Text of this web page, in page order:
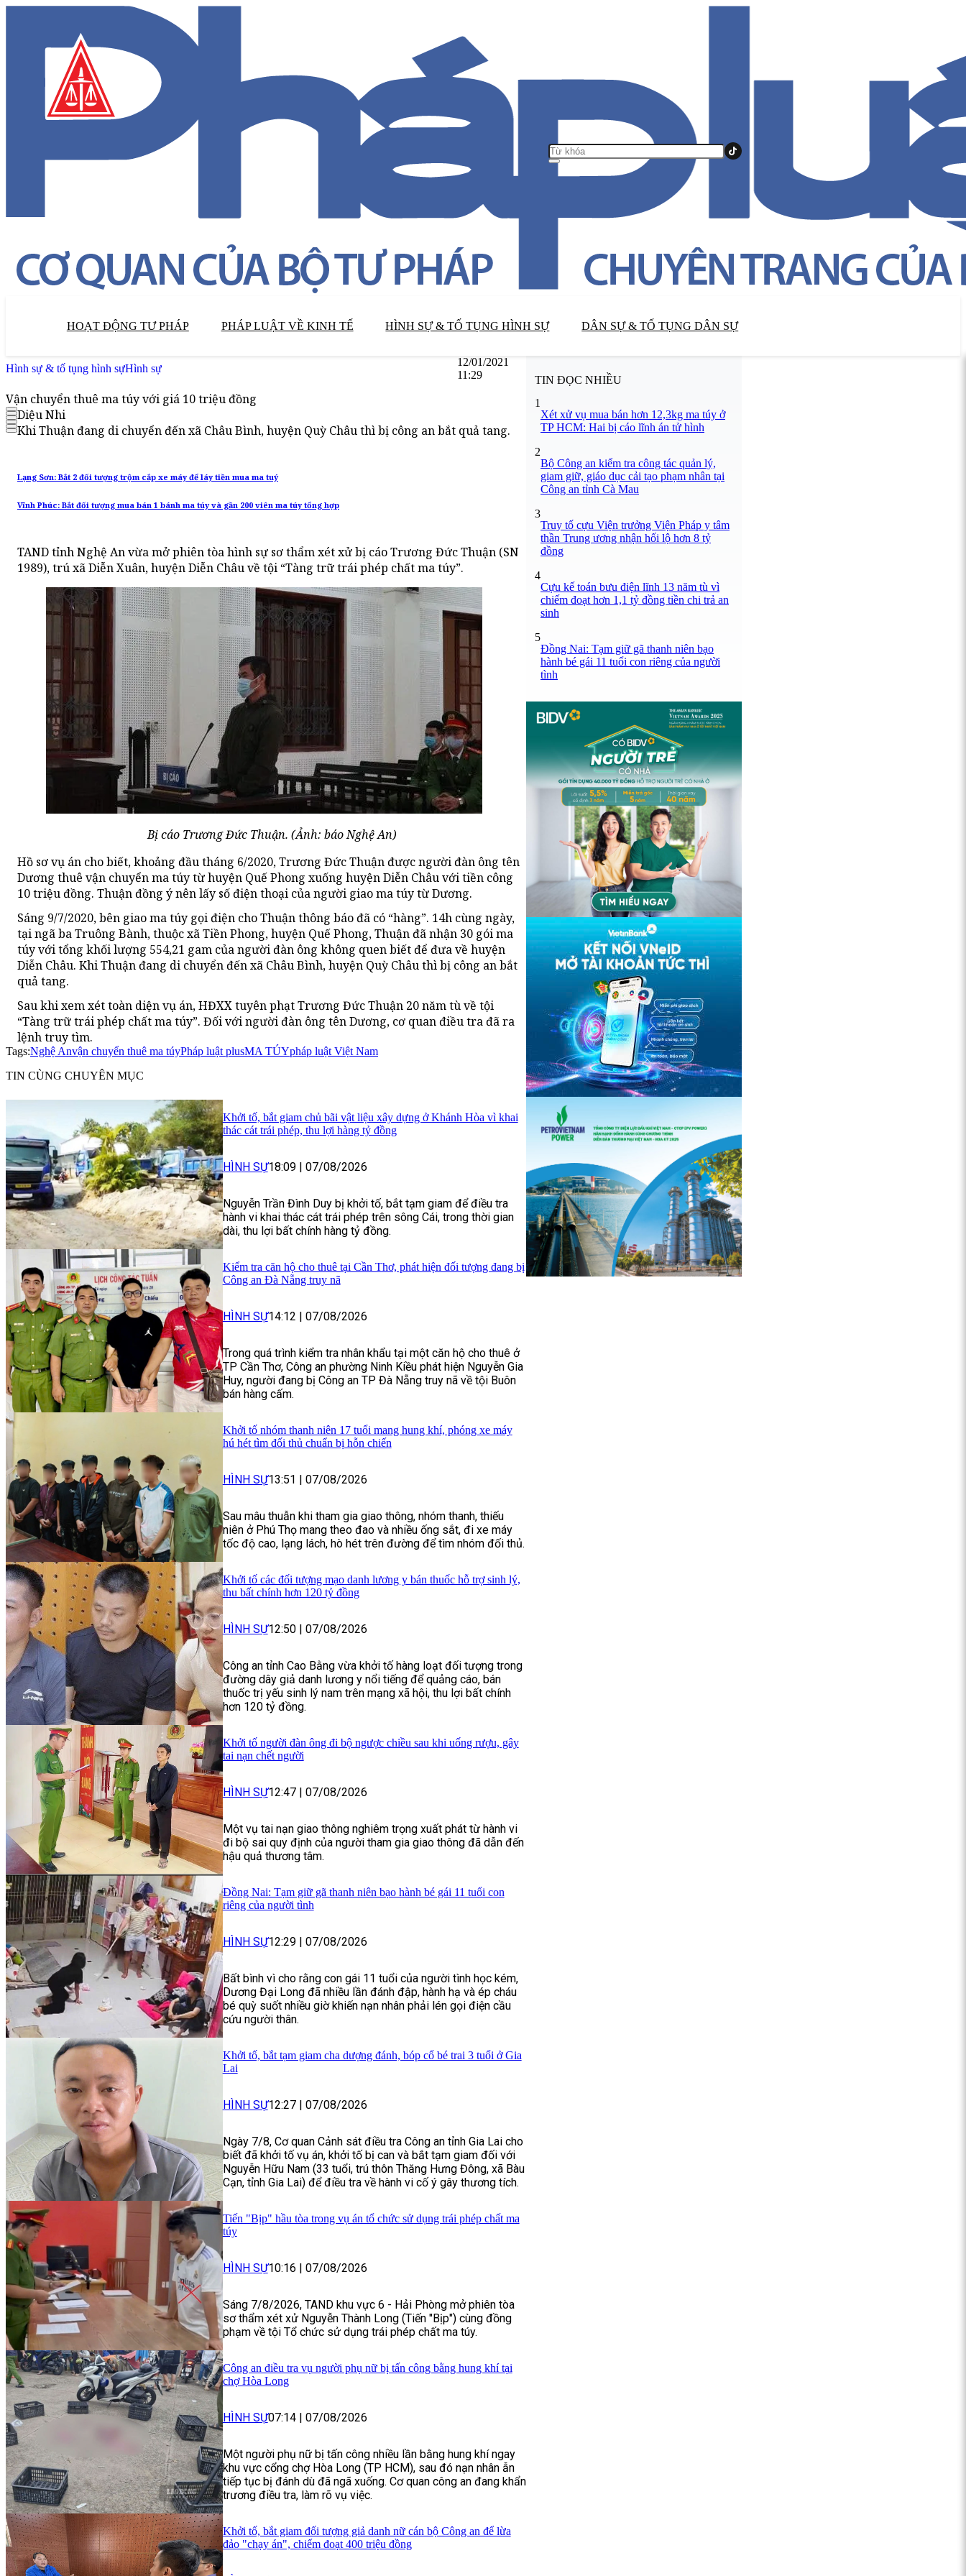
HOẠT ĐỘNG TƯ PHÁP PHÁP LUẬT VỀ KINH TẾ HÌNH SỰ & TỐ TỤNG HÌNH SỰ DÂN SỰ & TỐ TỤNG DÂN SỰ
Hình sự & tố tụng hình sựHình sự
12/01/2021
11:29
Vận chuyển thuê ma túy với giá 10 triệu đồng
Diệu Nhi
Khi Thuận đang di chuyển đến xã Châu Bình, huyện Quỳ Châu thì bị công an bắt quả tang.
Lạng Sơn: Bắt 2 đối tượng trộm cắp xe máy để láy tiền mua ma tuý
Vĩnh Phúc: Bắt đối tượng mua bán 1 bánh ma túy và gần 200 viên ma túy tổng hợp
TAND tỉnh Nghệ An vừa mở phiên tòa hình sự sơ thẩm xét xử bị cáo Trương Đức Thuận (SN
1989), trú xã Diễn Xuân, huyện Diễn Châu về tội “Tàng trữ trái phép chất ma túy”.
Bị cáo Trương Đức Thuận. (Ảnh: báo Nghệ An)
Hồ sơ vụ án cho biết, khoảng đầu tháng 6/2020, Trương Đức Thuận được người đàn ông tên
Dương thuê vận chuyển ma túy từ huyện Quế Phong xuống huyện Diễn Châu với tiền công
10 triệu đồng. Thuận đồng ý nên lấy số điện thoại của người giao ma túy từ Dương.
Sáng 9/7/2020, bên giao ma túy gọi điện cho Thuận thông báo đã có “hàng”. 14h cùng ngày,
tại ngã ba Truông Bành, thuộc xã Tiền Phong, huyện Quế Phong, Thuận đã nhận 30 gói ma
túy với tổng khối lượng 554,21 gam của người đàn ông không quen biết để đưa về huyện
Diễn Châu. Khi Thuận đang di chuyển đến xã Châu Bình, huyện Quỳ Châu thì bị công an bắt
quả tang.
Sau khi xem xét toàn diện vụ án, HĐXX tuyên phạt Trương Đức Thuận 20 năm tù về tội
“Tàng trữ trái phép chất ma túy”. Đối với người đàn ông tên Dương, cơ quan điều tra đã ra
lệnh truy tìm.
Tags:Nghệ Anvận chuyển thuê ma túyPháp luật plusMA TÚYpháp luật Việt Nam
TIN CÙNG CHUYÊN MỤC
Khởi tố, bắt giam chủ bãi vật liệu xây dựng ở Khánh Hòa vì khai
thác cát trái phép, thu lợi hàng tỷ đồng
HÌNH SỰ18:09 07/08/2026
Nguyễn Trần Đình Duy bị khởi tố, bắt tạm giam để điều tra
hành vi khai thác cát trái phép trên sông Cái, trong thời gian
dài, thu lợi bất chính hàng tỷ đồng.
Kiểm tra căn hộ cho thuê tại Cần Thơ, phát hiện đối tượng đang bị
Công an Đà Nẵng truy nã
HÌNH SỰ14:12 07/08/2026
Trong quá trình kiểm tra nhân khẩu tại một căn hộ cho thuê ở
TP Cần Thơ, Công an phường Ninh Kiều phát hiện Nguyễn Gia
Huy, người đang bị Công an TP Đà Nẵng truy nã về tội Buôn
bán hàng cấm.
Khởi tố nhóm thanh niên 17 tuổi mang hung khí, phóng xe máy
hú hét tìm đối thủ chuẩn bị hỗn chiến
HÌNH SỰ13:51 07/08/2026
Sau mâu thuẫn khi tham gia giao thông, nhóm thanh, thiếu
niên ở Phú Thọ mang theo đao và nhiều ống sắt, đi xe máy
tốc độ cao, lạng lách, hò hét trên đường để tìm nhóm đối thủ.
Khởi tố các đối tượng mạo danh lương y bán thuốc hỗ trợ sinh lý,
thu bất chính hơn 120 tỷ đồng
HÌNH SỰ12:50 07/08/2026
Công an tỉnh Cao Bằng vừa khởi tố hàng loạt đối tượng trong
đường dây giả danh lương y nổi tiếng để quảng cáo, bán
thuốc trị yếu sinh lý nam trên mạng xã hội, thu lợi bất chính
hơn 120 tỷ đồng.
Khởi tố người đàn ông đi bộ ngược chiều sau khi uống rượu, gây
tai nạn chết người
HÌNH SỰ12:47 07/08/2026
Một vụ tai nạn giao thông nghiêm trọng xuất phát từ hành vi
đi bộ sai quy định của người tham gia giao thông đã dẫn đến
hậu quả thương tâm.
Đồng Nai: Tạm giữ gã thanh niên bạo hành bé gái 11 tuổi con
riêng của người tình
HÌNH SỰ12:29 07/08/2026
Bất bình vì cho rằng con gái 11 tuổi của người tình học kém,
Dương Đại Long đã nhiều lần đánh đập, hành hạ và ép cháu
bé quỳ suốt nhiều giờ khiến nạn nhân phải lén gọi điện cầu
cứu người thân.
Khởi tố, bắt tạm giam cha dượng đánh, bóp cổ bé trai 3 tuổi ở Gia
Lai
HÌNH SỰ12:27 07/08/2026
Ngày 7/8, Cơ quan Cảnh sát điều tra Công an tỉnh Gia Lai cho
biết đã khởi tố vụ án, khởi tố bị can và bắt tạm giam đối với
Nguyễn Hữu Nam (33 tuổi, trú thôn Thăng Hưng Đông, xã Bàu
Cạn, tỉnh Gia Lai) để điều tra về hành vi cố ý gây thương tích.
Tiến "Bịp" hầu tòa trong vụ án tổ chức sử dụng trái phép chất ma
túy
HÌNH SỰ10:16 07/08/2026
Sáng 7/8/2026, TAND khu vực 6 - Hải Phòng mở phiên tòa
sơ thẩm xét xử Nguyễn Thành Long (Tiến "Bịp") cùng đồng
phạm về tội Tổ chức sử dụng trái phép chất ma túy.
Công an điều tra vụ người phụ nữ bị tấn công bằng hung khí tại
chợ Hòa Long
HÌNH SỰ07:14 07/08/2026
Một người phụ nữ bị tấn công nhiều lần bằng hung khí ngay
khu vực cổng chợ Hòa Long (TP HCM), sau đó nạn nhân ẫn
tiếp tục bị đánh dù đã ngã xuống. Cơ quan công an đang khẩn
trương điều tra, làm rõ vụ việc.
Khởi tố, bắt giam đối tượng giả danh nữ cán bộ Công an để lừa
đảo "chạy án", chiếm đoạt 400 triệu đồng
TIN ĐỌC NHIỀU
1
Xét xử vụ mua bán hơn 12,3kg ma túy ở
TP HCM: Hai bị cáo lĩnh án tử hình
2
Bộ Công an kiểm tra công tác quản lý,
giam giữ, giáo dục cải tạo phạm nhân tại
Công an tỉnh Cà Mau
3
Truy tố cựu Viện trưởng Viện Pháp y tâm
thần Trung ương nhận hối lộ hơn 8 tỷ
đồng
4
Cựu kế toán bưu điện lĩnh 13 năm tù vì
chiếm đoạt hơn 1,1 tỷ đồng tiền chi trả an
sinh
5
Đồng Nai: Tạm giữ gã thanh niên bạo
hành bé gái 11 tuổi con riêng của người
tình